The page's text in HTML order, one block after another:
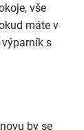
vše
máte v
s
by se